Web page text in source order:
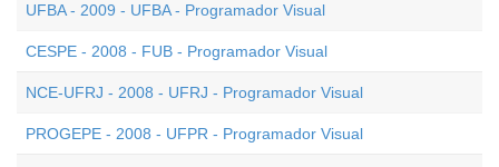
UFBA - 2009 - UFBA - Programador Visual
CESPE - 2008 - FUB - Programador Visual
NCE-UFRJ - 2008 - UFRJ - Programador Visual
PROGEPE - 2008 - UFPR - Programador Visual